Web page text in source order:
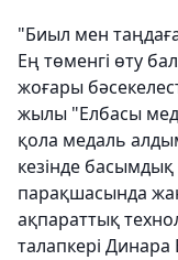
"Биыл мен
Ең төменгі өту
жоғары
жылы "Елбасы
қола медаль
кезінде
парақшасында
ақпараттық
талапкері Динара